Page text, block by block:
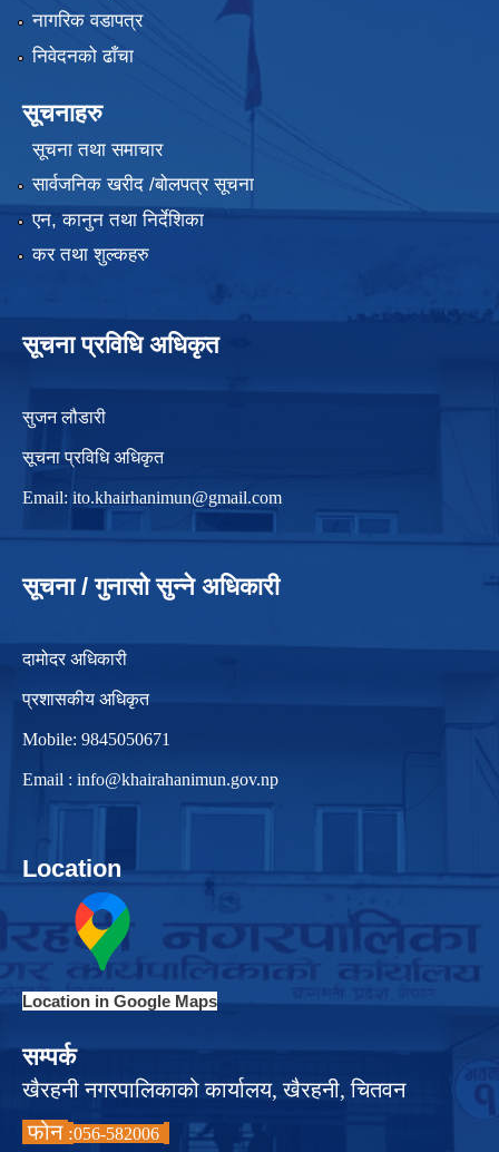
नागरिक वडापत्र
निवेदनको ढाँचा
सूचनाहरु
सूचना तथा समाचार
सार्वजनिक खरीद /बोलपत्र सूचना
एन, कानुन तथा निर्देशिका
कर तथा शुल्कहरु
सूचना प्रविधि अधिकृत
सुजन लौडारी
सूचना प्रविधि अधिकृत
Email: ito.khairhanimun@gmail.com
सूचना / गुनासो सुन्ने अधिकारी
दामोदर अधिकारी
प्रशासकीय अधिकृत
Mobile: 9845050671
Email : info@khairahanimun.gov.np
Location
Location in Google Maps
सम्पर्क
खैरहनी नगरपालिकाको कार्यालय, खैरहनी, चितवन
फोन :